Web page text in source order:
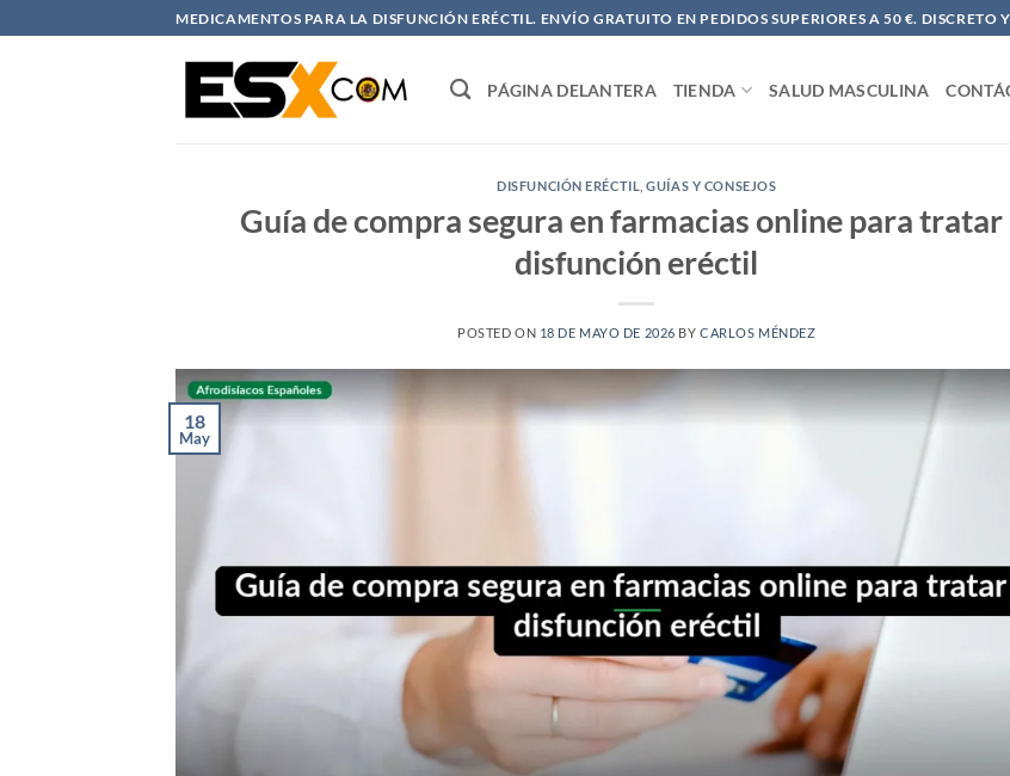
al
MEDICAMENTOS PARA LA DISFUNCIÓN ERÉCTIL. ENVÍO GRATUITO EN PEDIDOS SUPERIORES A 50 €. DISCRETO
PÁGINA DELANTERA TIENDA SALUD MASCULINA
DISFUNCIÓN ERÉCTIL ,GUÍAS Y CONSEJOS
Guía de compra segura en farmacias online para tratar
disfunción eréctil
POSTED ON 18 DE MAYO DE 2026 BYCARLOS MÉNDEZ
18
May